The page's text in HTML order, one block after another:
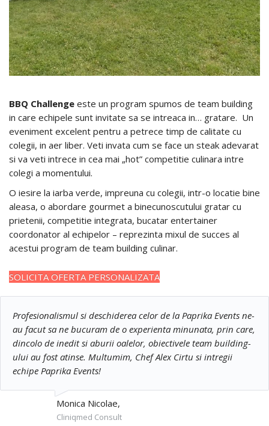
BBQ Challenge este un program spumos de team building
in care echipele sunt invitate sa se intreaca in… gratare. Un
eveniment excelent pentru a petrece timp de calitate cu
colegii, in aer liber. Veti invata cum se face un steak adevarat
si va veti intrece in cea mai „hot” competitie culinara intre
colegi a momentului.
O iesire la iarba verde, impreuna cu colegii, intr-o locatie bine
aleasa, o abordare gourmet a binecunoscutului gratar cu
prietenii, competitie integrata, bucatar entertainer
coordonator al echipelor – reprezinta mixul de succes al
acestui program de team building culinar.
SOLICITA OFERTA PERSONALIZATA
Profesionalismul si deschiderea celor de la Paprika Events ne-
au facut sa ne bucuram de o experienta minunata, prin care,
dincolo de inedit si aburii oalelor, obiectivele team building-
ului au fost atinse. Multumim, Chef Alex Cirtu si intregii
echipe Paprika Events!
Monica Nicolae,
Cliniqmed Consult